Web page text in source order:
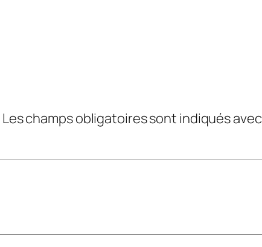
Les champs obligatoires sont indiqués